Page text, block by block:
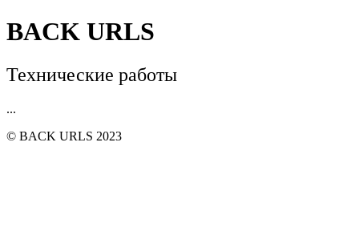
BACK URLS
Технические работы
...
© BACK URLS 2023